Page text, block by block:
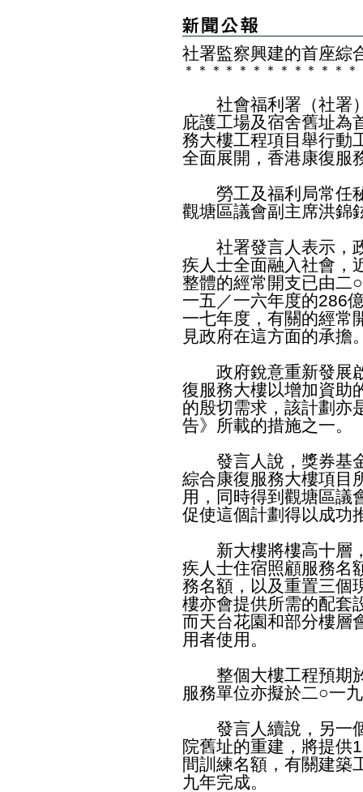
社署監察興建的首座綜
＊ ＊ ＊ ＊ ＊ ＊ ＊ ＊ ＊ ＊ ＊ ＊ ＊
社會福利署（社署）
庇護工場及宿舍舊址為
務大樓工程項目舉行動
全面展開，香港康復服
勞工及福利局常任秘
觀塘區議會副主席洪錦
社署發言人表示，政
疾人士全面融入社會，
整體的經常開支已由二
一五／一六年度的286
一七年度，有關的經常
見政府在這方面的承擔
政府銳意重新發展啟
復服務大樓以增加資助
的殷切需求，該計劃亦
告》所載的措施之一。
發言人說，獎券基金
綜合康復服務大樓項目
用，同時得到觀塘區議
促使這個計劃得以成功
新大樓將樓高十層，
疾人士住宿照顧服務名
務名額，以及重置三個
樓亦會提供所需的配套
而天台花園和部分樓層
用者使用。
整個大樓工程預期於
服務單位亦擬於二○一
發言人續說，另一個
院舊址的重建，將提供
間訓練名額，有關建築
九年完成。